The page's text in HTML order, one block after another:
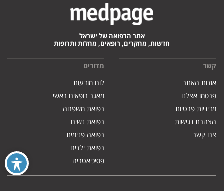
אתר הרפואה של ישראל
חדשות, מחקרים, רופאים, מחלות ותרופות
קשר
אודות האתר
פרסמו אצלנו
מדיניות פרטיות
הצהרת נגישות
צרו קשר
מדורים
לוח מודעות
מאגר רופאים ראשי
רפואת משפחה
רפואת נשים
רפואה פנימית
רפואת ילדים
פסיכיאטריה